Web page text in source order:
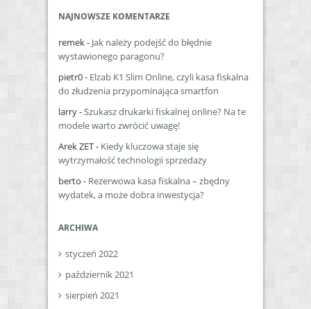
NAJNOWSZE KOMENTARZE
remek- Jak należy podejść do błędnie
wystawionego paragonu?
pietr0- Elzab K1 Slim Online, czyli kasa fiskalna
do złudzenia przypominająca smartfon
larry-Szukasz drukarki fiskalnej online? Na te
modele warto zwrócić uwagę!
Arek ZET- Kiedy kluczowa staje się
wytrzymałość technologii sprzedaży
berto - Rezerwowa kasa fiskalna – zbędny
wydatek, a może dobra inwestycja?
ARCHIWA
styczeń 2022
październik 2021
sierpień 2021